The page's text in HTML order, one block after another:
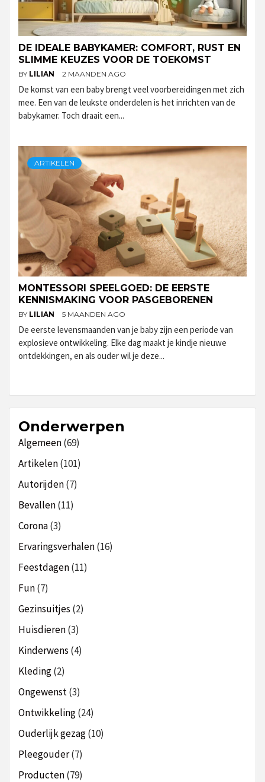
DE IDEALE BABYKAMER: COMFORT, RUST EN
SLIMME KEUZES VOOR DE TOEKOMST
BY LILIAN 2 MAANDEN AGO
De komst van een baby brengt veel voorbereidingen met zich
mee. Een van de leukste onderdelen is het inrichten van de
babykamer. Toch draait een...
ARTIKELEN
MONTESSORI SPEELGOED: DE EERSTE
KENNISMAKING VOOR PASGEBORENEN
BY LILIAN 5 MAANDEN AGO
De eerste levensmaanden van je baby zijn een periode van
explosieve ontwikkeling. Elke dag maakt je kindje nieuwe
ontdekkingen, en als ouder wil je deze...
Onderwerpen
Algemeen(69)
Artikelen(101)
Autorijden(7)
Bevallen(11)
Corona(3)
Ervaringsverhalen(16)
Feestdagen(11)
Fun(7)
Gezinsuitjes (2)
Huisdieren(3)
Kinderwens (4)
Kleding(2)
Ongewenst(3)
Ontwikkeling(24)
Ouderlijk gezag(10)
Pleegouder(7)
Producten(79)